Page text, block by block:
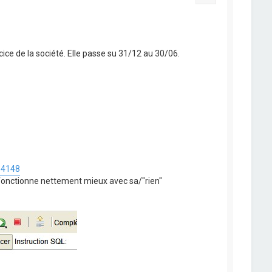
de la société. Elle passe su 31/12 au 30/06.
nettement mieux avec sa/"rien"